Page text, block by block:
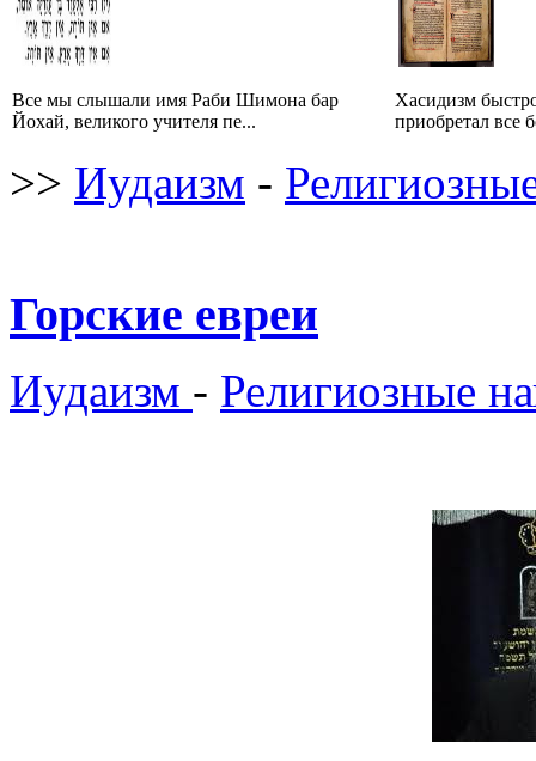
Все мы слышали имя Раби Шимона бар
Йохай, великого учителя пе...
Хасидизм
приобретал все
>> Иудаизм -
Горские евреи
Иудаизм - Религиозные